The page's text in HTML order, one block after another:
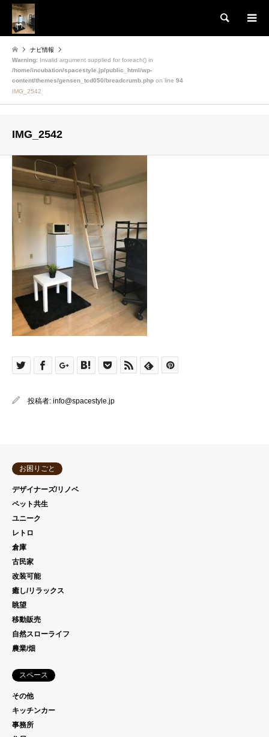
検索
ナビ情報
Warning: Invalid argument supplied for foreach() in
/home/incubation/spacestyle.jp/public_html/wp-
content/themes/gensen_tcd050/breadcrumb.php on line 94
IMG_2542
IMG_2542
投稿者: info@spacestyle.jp
お困りごと
デザイナーズ/リノベ
ペット共生
ユニーク
レトロ
倉庫
古民家
改装可能
癒し/リラックス
眺望
移動販売
自然スローライフ
農業/畑
スペース
その他
キッチンカー
事務所